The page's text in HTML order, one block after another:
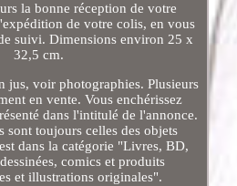
la bonne réception de votre
de votre colis, en vous
suivi. Dimensions environ 25 x
32,5 cm.
jus, voir photographies. Plusieurs
en vente. Vous enchérissez
dans l'intitulé de l'annonce.
sont toujours celles des objets
dans la catégorie "Livres, BD,
comics et produits
et illustrations originales".